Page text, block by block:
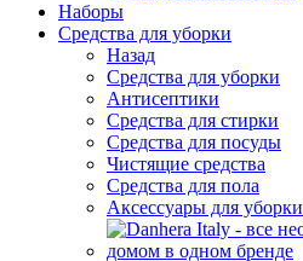
Наборы
Средства для уборки
Назад
Средства для уборки
Антисептики
Средства для стирки
Средства для посуды
Чистящие средства
Средства для пола
Аксессуары для уборки